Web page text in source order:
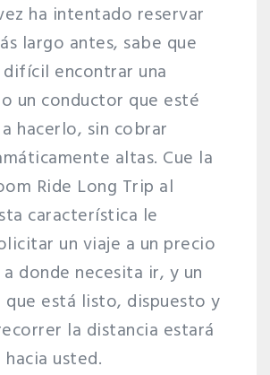
ha intentado reservar
largo antes, sabe que
encontrar una
un conductor que esté
hacerlo, sin cobrar
altas. Cue la
Ride Long Trip al
característica le
un viaje a un precio
donde necesita ir, y un
está listo, dispuesto y
la distancia estará
usted.